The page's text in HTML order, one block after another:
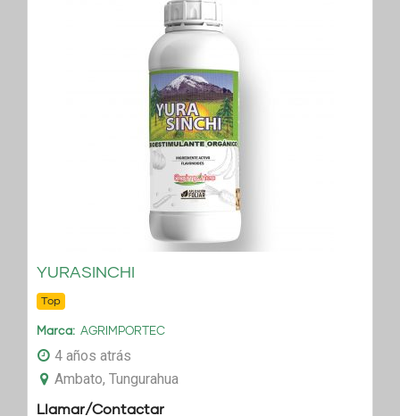
YURASINCHI
Top
Marca AGRIMPORTEC
4 años atrás
Ambato, Tungurahua
Llamar/Contactar